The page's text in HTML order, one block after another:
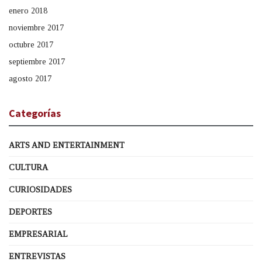
enero 2018
noviembre 2017
octubre 2017
septiembre 2017
agosto 2017
Categorías
ARTS AND ENTERTAINMENT
CULTURA
CURIOSIDADES
DEPORTES
EMPRESARIAL
ENTREVISTAS